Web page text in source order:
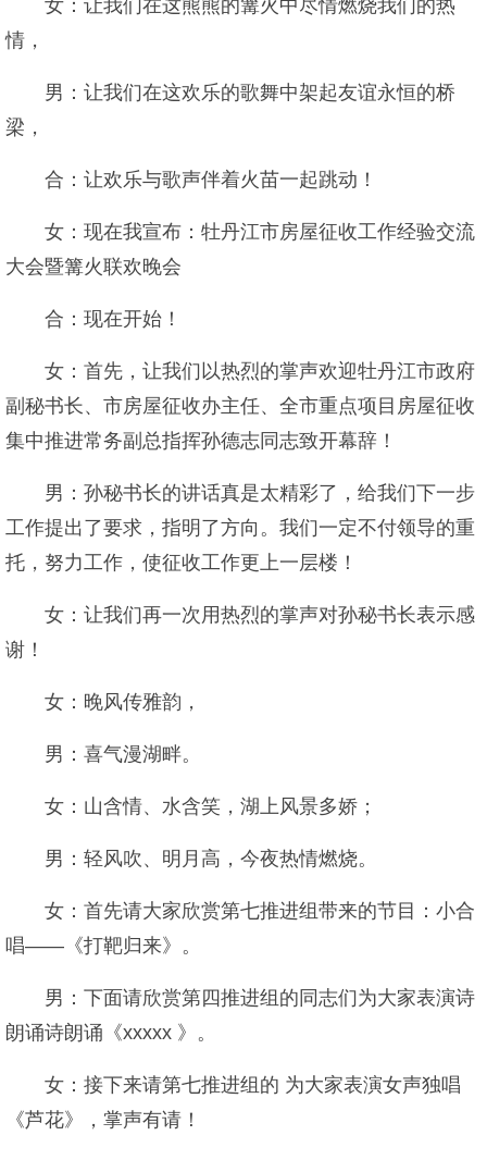
女：让我们在这熊熊的篝火中尽情燃烧我们的热
情，
男：让我们在这欢乐的歌舞中架起友谊永恒的桥
梁，
合：让欢乐与歌声伴着火苗一起跳动！
女：现在我宣布：牡丹江市房屋征收工作经验交流
大会暨篝火联欢晚会
合：现在开始！
女：首先，让我们以热烈的掌声欢迎牡丹江市政府
副秘书长、市房屋征收办主任、全市重点项目房屋征收
集中推进常务副总指挥孙德志同志致开幕辞！
男：孙秘书长的讲话真是太精彩了，给我们下一步
工作提出了要求，指明了方向。我们一定不付领导的重
托，努力工作，使征收工作更上一层楼！
女：让我们再一次用热烈的掌声对孙秘书长表示感
谢！
女：晚风传雅韵，
男：喜气漫湖畔。
女：山含情、水含笑，湖上风景多娇；
男：轻风吹、明月高，今夜热情燃烧。
女：首先请大家欣赏第七推进组带来的节目：小合
唱——《打靶归来》。
男：下面请欣赏第四推进组的同志们为大家表演诗
朗诵诗朗诵《xxxxx 》。
女：接下来请第七推进组的 为大家表演女声独唱
《芦花》，掌声有请！